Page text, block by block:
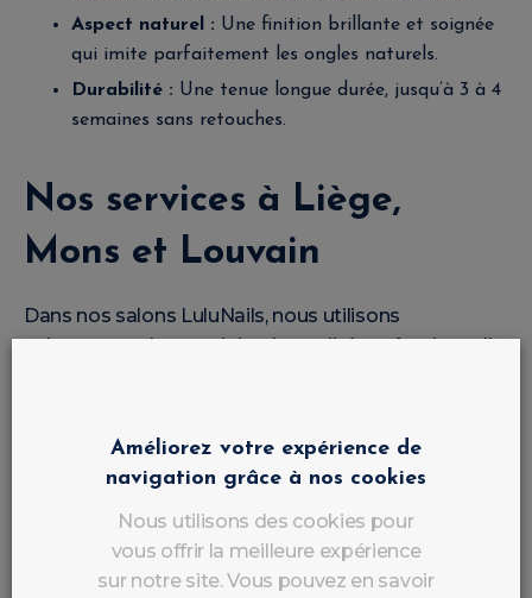
Aspect naturel : Une finition brillante et soignée
qui imite parfaitement les ongles naturels.
Durabilité : Une tenue longue durée, jusqu’à 3 à 4
semaines sans retouches.
Nos services à Liège,
Mons et Louvain
Dans nos salons LuluNails, nous utilisons
uniquement des produits de qualité professionnelle
besoins et préférences.
Application minutieuse du gel, avec un soin
particulier à la forme et à la finition.
Décorations et nail art pour personnaliser vos
ongles selon vos envies.
Améliorez votre expérience de
navigation grâce à nos cookies
Nous utilisons des cookies pour
vous offrir la meilleure expérience
sur notre site. Vous pouvez en savoir